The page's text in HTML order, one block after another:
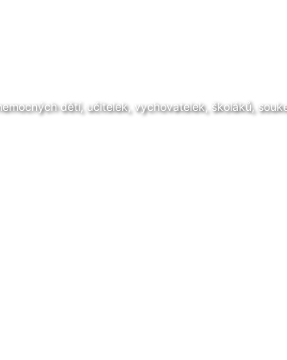
dětí, učitelek, vychovatelek, školáků,